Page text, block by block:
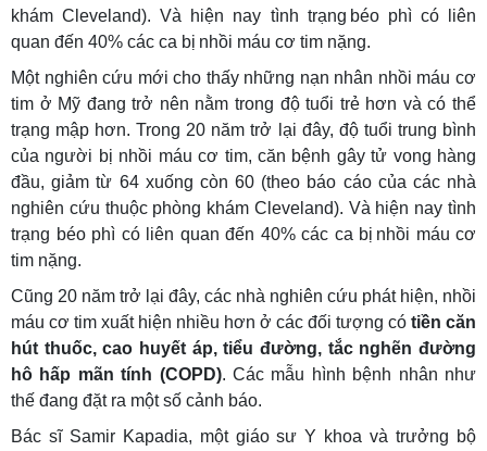
khám Cleveland). Và hiện nay tình trạng béo phì có liên
quan đến 40% các ca bị nhồi máu cơ tim nặng.
Một nghiên cứu mới cho thấy những nạn nhân nhồi máu cơ
tim ở Mỹ đang trở nên nằm trong độ tuổi trẻ hơn và có thể
trạng mập hơn. Trong 20 năm trở lại đây, độ tuổi trung bình
của người bị nhồi máu cơ tim, căn bệnh gây tử vong hàng
đầu, giảm từ 64 xuống còn 60 (theo báo cáo của các nhà
nghiên cứu thuộc phòng khám Cleveland). Và hiện nay tình
trạng béo phì có liên quan đến 40% các ca bị nhồi máu cơ
tim nặng.
Cũng 20 năm trở lại đây, các nhà nghiên cứu phát hiện, nhồi
máu cơ tim xuất hiện nhiều hơn ở các đối tượng có tiền căn
hút thuốc, cao huyết áp, tiểu đường, tắc nghẽn đường
hô hấp mãn tính (COPD). Các mẫu hình bệnh nhân như
thế đang đặt ra một số cảnh báo.
Bác sĩ Samir Kapadia, một giáo sư Y khoa và trưởng bộ